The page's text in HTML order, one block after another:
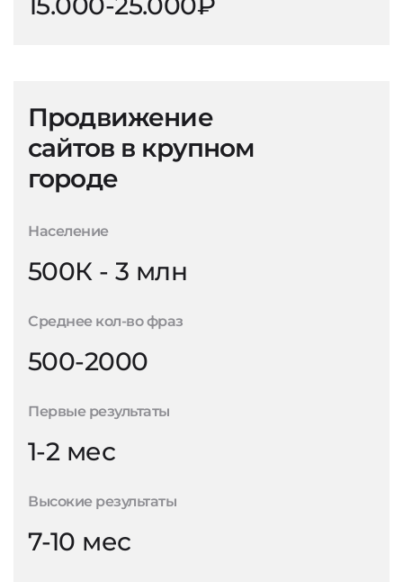
Продвижение
сайтов в крупном
городе
Население
500К - 3 млн
Среднее кол-во фраз
500-2000
Первые результаты
1-2 мес
Высокие результаты
7-10 мес